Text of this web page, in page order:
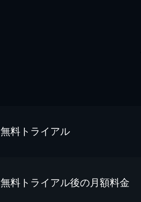
無料トライアル
無料トライアル後の⽉額料金